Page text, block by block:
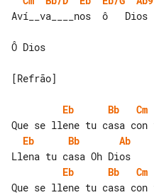
Aví__va____nos  ô   Dios
Ô Dios
[Refrão]
Eb Bb Cm
Eb
Bb
Ab
Eb
Bb Cm